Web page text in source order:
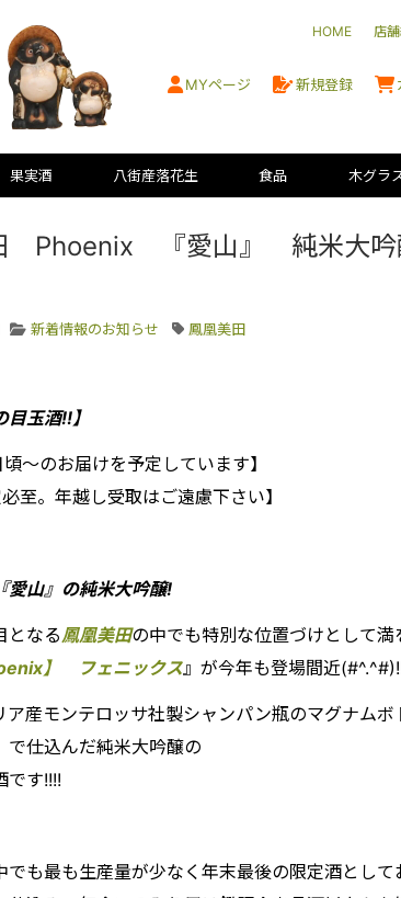
HOME 店
MYページ 新規登録
果実酒 八街産落花生 食品 木グラ
Phoenix 『愛山』 純米大
新着情報のお知らせ 鳳凰美田
目玉酒!!】
～のお届けを予定しています】
至。年越し受取はご遠慮下さい】
愛山』の純米大吟醸!
となる鳳凰美田の中でも特別な位置づけとして
】 フェニックス』が今年も登場間近
ア産モンテロッサ社製シャンパン瓶のマグナム
で仕込んだ純米大吟醸の
です!!!!
でも最も生産量が少なく年末最後の限定酒とし